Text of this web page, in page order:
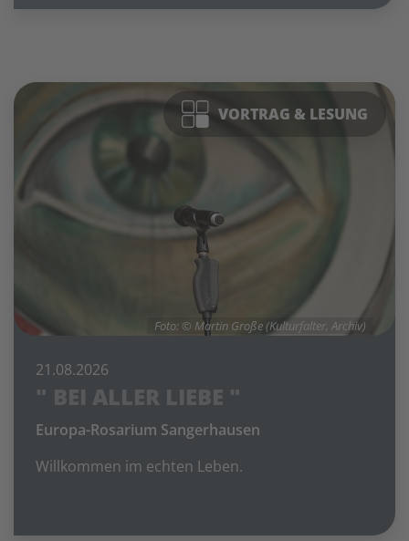
VORTRAG & LESUNG
Foto: © Martin Große (Kulturfalter, Archiv)
21.08.2026
" BEI ALLER LIEBE "
Europa-Rosarium Sangerhausen
Willkommen im echten Leben.